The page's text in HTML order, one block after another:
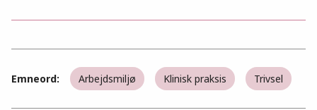
Emneord: Arbejdsmiljø Klinisk praksis Trivsel